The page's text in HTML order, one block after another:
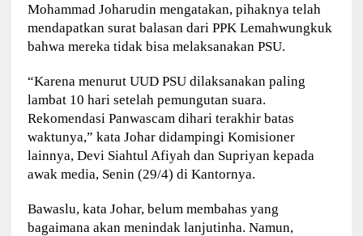
Mohammad Joharudin mengatakan, pihaknya telah
mendapatkan surat balasan dari PPK Lemahwungkuk
bahwa mereka tidak bisa melaksanakan PSU.
“Karena menurut UUD PSU dilaksanakan paling
lambat 10 hari setelah pemungutan suara.
Rekomendasi Panwascam dihari terakhir batas
waktunya,” kata Johar didampingi Komisioner
lainnya, Devi Siahtul Afiyah dan Supriyan kepada
awak media, Senin (29/4) di Kantornya.
Bawaslu, kata Johar, belum membahas yang
bagaimana akan menindak lanjutinha. Namun,